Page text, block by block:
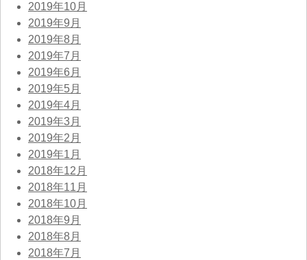
2019年10月
2019年9月
2019年8月
2019年7月
2019年6月
2019年5月
2019年4月
2019年3月
2019年2月
2019年1月
2018年12月
2018年11月
2018年10月
2018年9月
2018年8月
2018年7月